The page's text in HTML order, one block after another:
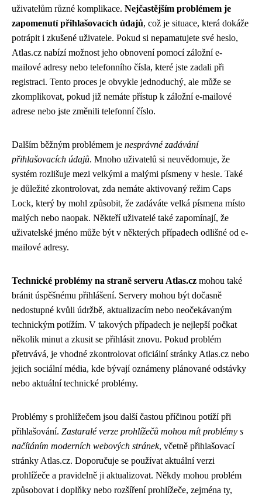
uživatelům různé komplikace. Nejčastějším problémem je
zapomenutí přihlašovacích údajů, což je situace, která dokáže
potrápit i zkušené uživatele. Pokud si nepamatujete své heslo,
Atlas.cz nabízí možnost jeho obnovení pomocí záložní e-
mailové adresy nebo telefonního čísla, které jste zadali při
registraci. Tento proces je obvykle jednoduchý, ale může se
zkomplikovat, pokud již nemáte přístup k záložní e-mailové
adrese nebo jste změnili telefonní číslo.
Dalším běžným problémem je nesprávné zadávání
přihlašovacích údajů. Mnoho uživatelů si neuvědomuje, že
systém rozlišuje mezi velkými a malými písmeny v hesle. Také
je důležité zkontrolovat, zda nemáte aktivovaný režim Caps
Lock, který by mohl způsobit, že zadáváte velká písmena místo
malých nebo naopak. Někteří uživatelé také zapomínají, že
uživatelské jméno může být v některých případech odlišné od e-
mailové adresy.
Technické problémy na straně serveru Atlas.cz mohou také
bránit úspěšnému přihlášení. Servery mohou být dočasně
nedostupné kvůli údržbě, aktualizacím nebo neočekávaným
technickým potížím. V takových případech je nejlepší počkat
několik minut a zkusit se přihlásit znovu. Pokud problém
přetrvává, je vhodné zkontrolovat oficiální stránky Atlas.cz nebo
jejich sociální média, kde bývají oznámeny plánované odstávky
nebo aktuální technické problémy.
Problémy s prohlížečem jsou další častou příčinou potíží při
přihlašování. Zastaralé verze prohlížečů mohou mít problémy s
načítáním moderních webových stránek, včetně přihlašovací
stránky Atlas.cz. Doporučuje se používat aktuální verzi
prohlížeče a pravidelně ji aktualizovat. Někdy mohou problém
způsobovat i doplňky nebo rozšíření prohlížeče, zejména ty,